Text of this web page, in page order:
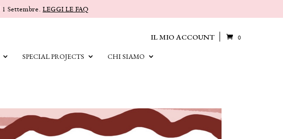
Settembre. LEGGI LE FAQ
IL MIO ACCOUNT 0
SPECIAL PROJECTS CHI SIAMO